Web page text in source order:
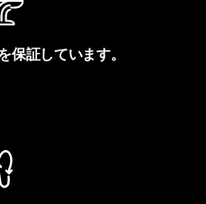
保証しています。